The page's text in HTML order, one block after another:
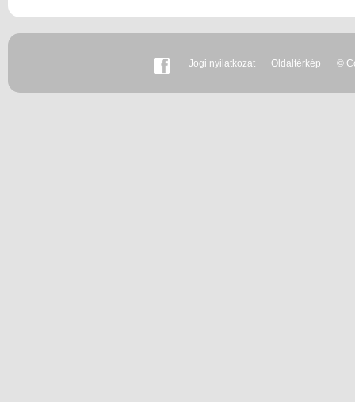
Jogi nyilatkozat Oldaltérkép ©